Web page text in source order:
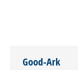
Good-Ark